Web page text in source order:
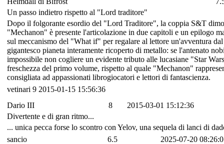
Un passo indietro rispetto al "Lord traditore"
Dopo il folgorante esordio del "Lord Traditore", la coppia S&T
"Mechanon" è presente l'articolazione in due capitoli e un epilogo
sul meccanismo del "What if" per regalare al lettore un'avventura
gigantesco pianeta interamente ricoperto di metallo: se l'antenato
impossibile non cogliere un evidente tributo alle lucasiane "Star
freschezza del primo volume, rispetto al quale "Mechanon"
consigliata ad appassionati librogiocatori e lettori di fantascienza.
vetinari 9 2015-01-15 15:56:36
Dario III
8
2015-03-01 15:12:36
Divertente e di gran ritmo...
... unica pecca forse lo scontro con Yelov, una sequela di lanci di
sancio
6.5
2025-07-20